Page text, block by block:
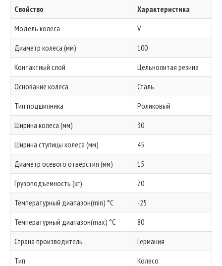
Свойство
Характеристика
Модель колеса
V
Диаметр колеса (мм)
100
Контактный слой
Цельнолитая резина
Основание колеса
Сталь
Тип подшипника
Роликовый
Ширина колеса (мм)
30
Ширина ступицы колеса (мм)
45
Диаметр осевого отверстия (мм)
15
Грузоподъемность (кг)
70
Температурный диапазон(min) °C
-25
Температурный диапазон(max) °C
80
Страна производитель
Германия
Тип
Колесо